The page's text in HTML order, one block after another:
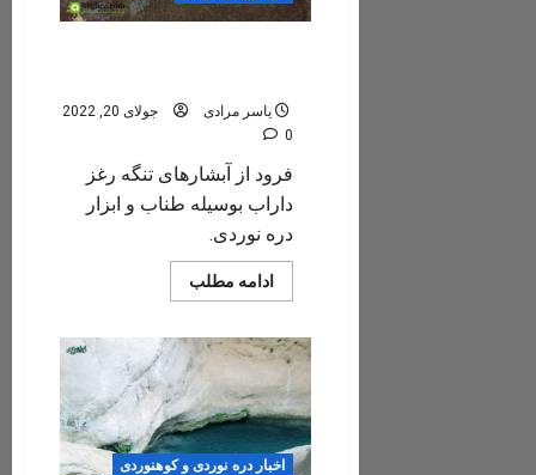
یاسر مرادی
جولای 20, 2022
0
فرود از آبشارهای تنگه رغز
داراب بوسیله طناب و ابزار
دره نوردی.
ادامه مطلب
more
فرود
از
آبشارهای
تنگه
رغز
اخبار دره نوردی و کوهنوردی